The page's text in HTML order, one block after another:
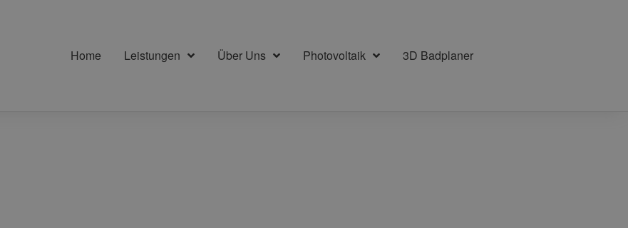
Home Leistungen Über Uns Photovoltaik 3D Badplaner